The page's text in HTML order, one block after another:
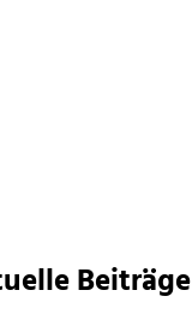
Beiträge